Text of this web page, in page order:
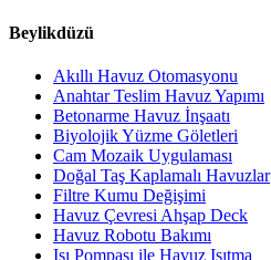
Beylikdüzü
Akıllı Havuz Otomasyonu
Anahtar Teslim Havuz Yapımı
Betonarme Havuz İnşaatı
Biyolojik Yüzme Göletleri
Cam Mozaik Uygulaması
Doğal Taş Kaplamalı Havuzlar
Filtre Kumu Değişimi
Havuz Çevresi Ahşap Deck
Havuz Robotu Bakımı
Isı Pompası ile Havuz Isıtma